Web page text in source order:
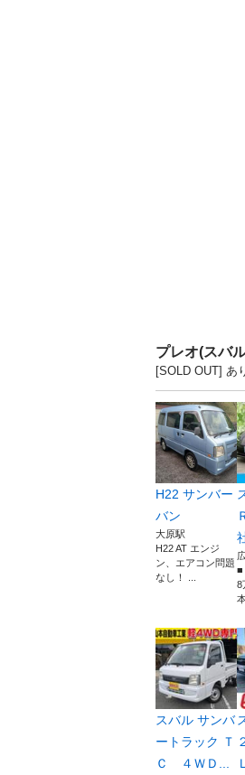
プレオ(スバ
[SOLD OUT] あ
H22 サンバー
バン
大原駅
H22 AT エンジ
ン、エアコン問題
なし！ ...
■
8
スバル サンバ
ートラック Ｔ
Ｃ ４ＷＤ...